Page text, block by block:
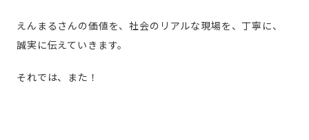
えんまるさんの価値を、社会のリアルな現場を、丁寧に、
誠実に伝えていきます。
それでは、また！